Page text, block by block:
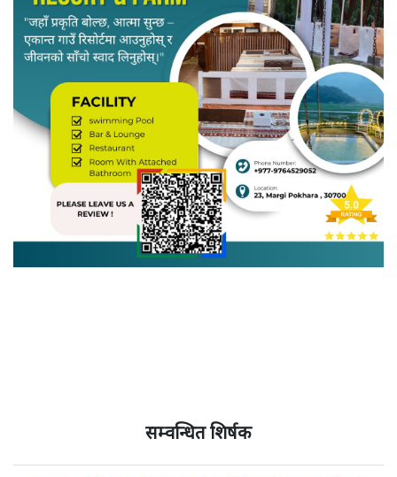
सम्वन्धित शिर्षक